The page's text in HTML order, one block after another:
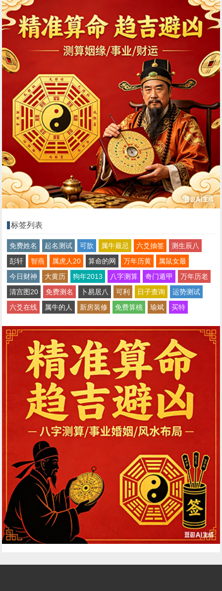
标签列表
免费姓名 起名测试 可歆 属牛最忌 六爻抽签
测生辰八
彭轩
智燕 属虎人20 算命的网 万年历黄
属鼠女最
今日财神
大黄历 狗年2013 八字测算 奇门遁甲
万年历老
清宫图20
免费测名 卜易居八 可利 日子查询
运势测试
六爻在线
属牛的人 新房装修 免费算桃 瑜斌 买特